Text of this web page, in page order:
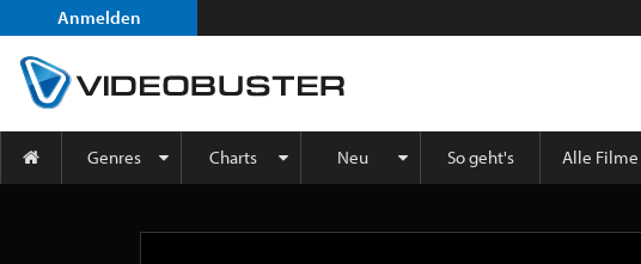
Anmelden
Genres Charts Neu So geht's Alle Filme